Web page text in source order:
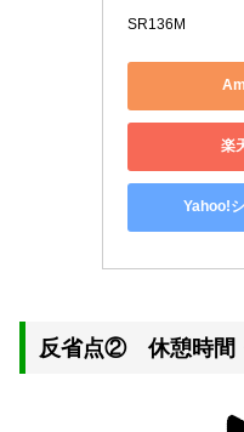
SR136M
楽
Yahoo!
反省点② 休憩時間